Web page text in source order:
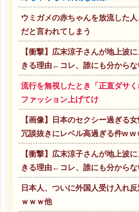
ウミガメの赤ちゃんを放流した
だと言われてしまう
【衝撃】広末涼子さんが地上波
きる理由←コレ、誰にも分からな
流行を無視したとき「正直ダサ
ファッション上げてけ
【画像】日本のセクシー過ぎる
冗談抜きにレベル高過ぎる件w w
【衝撃】広末涼子さんが地上波
きる理由←コレ、誰にも分からな
日本人、ついに外国人受け入れ
ｗｗｗ他